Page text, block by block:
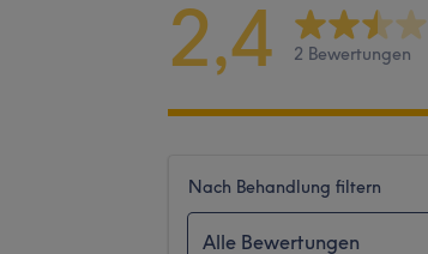
2,4 2 Bewertungen
Nach Behandlung filtern
Alle Bewertungen